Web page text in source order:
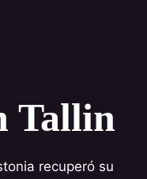
Tallin
recuperó su